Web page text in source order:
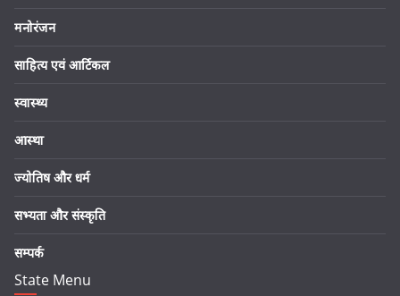
मनोरंजन
साहित्य एवं आर्टिकल
स्वास्थ्य
आस्था
ज्योतिष और धर्म
सभ्यता और संस्कृति
सम्पर्क
State Menu